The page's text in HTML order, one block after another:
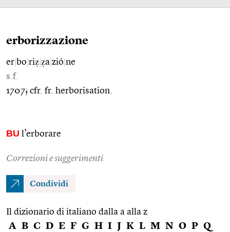
erborizzazione
er bo riẓ ẓa zió ne
s.f.
1707; cfr. fr. herborisation.
BU l’erborare
Correzioni e suggerimenti
Condividi
Il dizionario di italiano dalla a alla z
A B C D E F G H I J K L M N O P Q